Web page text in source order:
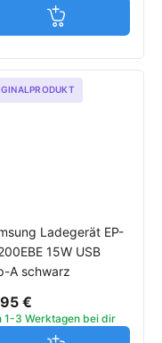
Jetzt in den
Ladegerät EP-
15W USB
A schwarz
€
1-3 Werktagen bei dir